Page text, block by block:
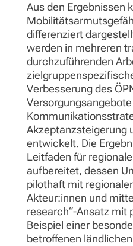
Aus den Ergebnissen
differenziert
werden in mehreren
durchzuführenden
Verbesserung des
Akzeptanzsteigerung
entwickelt. Die
Leitfaden für
aufbereitet, dessen
pilothaft mit
Akteur:innen und
research“-Ansatz mit
Beispiel einer
betroffenen